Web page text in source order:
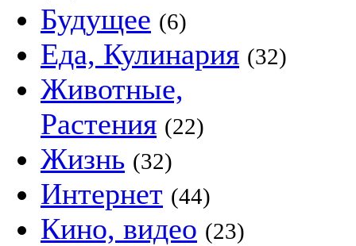
Будущее (6)
Еда, Кулинария (32)
Животные,
Растения (22)
Жизнь (32)
Интернет (44)
Кино, видео (23)